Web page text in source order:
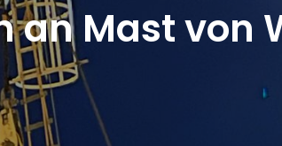
an Mast von